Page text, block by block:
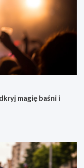
magię baśni i